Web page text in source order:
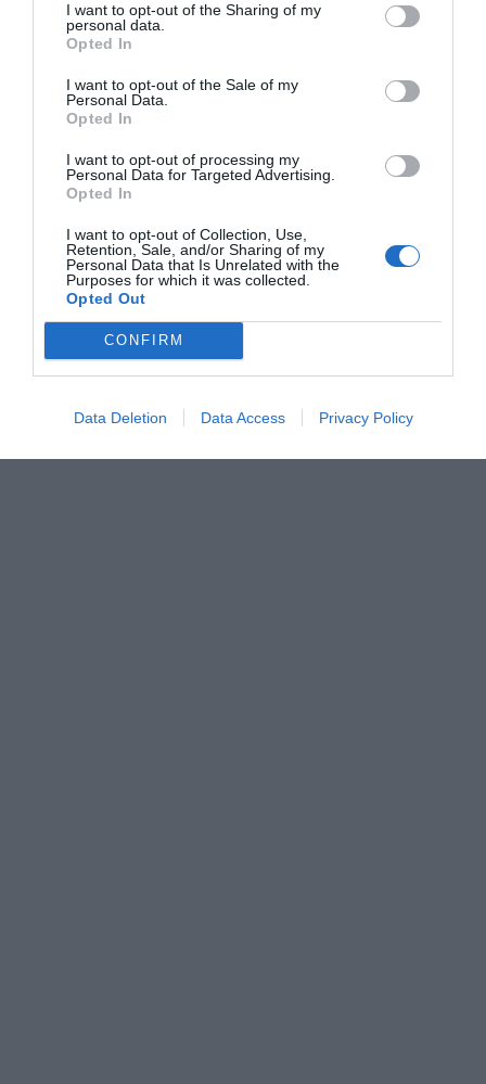
I want to opt-out of the Sharing of my
personal data.
Opted In
I want to opt-out of the Sale of my
Personal Data.
Opted In
I want to opt-out of processing my
Personal Data for Targeted Advertising.
Opted In
I want to opt-out of Collection, Use,
Retention, Sale, and/or Sharing of my
Personal Data that Is Unrelated with the
Purposes for which it was collected.
Opted Out
CONFIRM
Data Deletion Data Access Privacy Policy
Idén till att göra egna fidget spinners kom efter en försenad
leverans. Fixare som jag är var jag såklart tvungen att anta
skulle vara en enkel variant utan kullager. Efter lite
googlande såg jag att Red Ted Art, en brittisk bloggare,
en variant i papper.Jag tog helt enkelt tekniken och
Och döm om min förvåning när jag insåg att det inte bara